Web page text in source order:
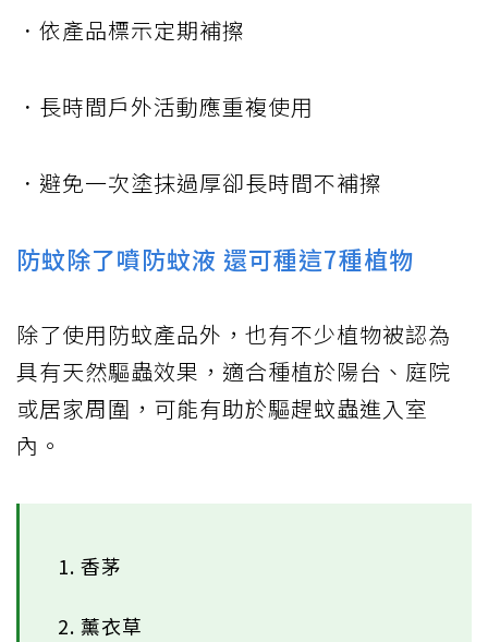
．依產品標示定期補擦
．長時間戶外活動應重複使用
．避免一次塗抹過厚卻長時間不補擦
防蚊除了噴防蚊液 還可種這7種植物
除了使用防蚊產品外，也有不少植物被認為
具有天然驅蟲效果，適合種植於陽台、庭院
或居家周圍，可能有助於驅趕蚊蟲進入室
內。
1. 香茅
2. 薰衣草